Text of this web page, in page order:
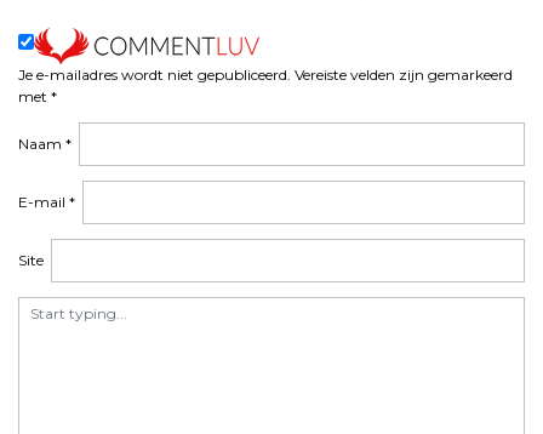
e
Je e-mailadres wordt niet gepubliceerd. Vereiste velden zijn gemarkeerd
met *
Naam *
E-mail *
Site